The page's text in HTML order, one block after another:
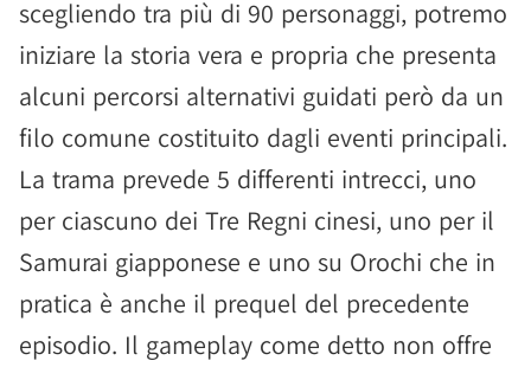
scegliendo tra più di 90 personaggi, potremo
iniziare la storia vera e propria che presenta
alcuni percorsi alternativi guidati però da un
filo comune costituito dagli eventi principali.
La trama prevede 5 differenti intrecci, uno
per ciascuno dei Tre Regni cinesi, uno per il
Samurai giapponese e uno su Orochi che in
pratica è anche il prequel del precedente
episodio. Il gameplay come detto non offre